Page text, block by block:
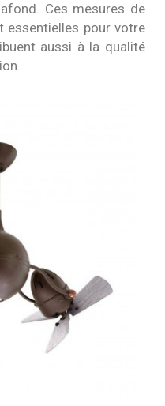
Ces mesures de
essentielles pour votre
aussi à la qualité